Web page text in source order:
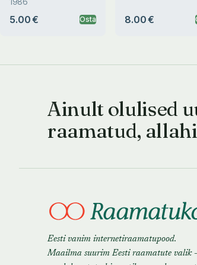
5.00 € Osta 8.00 €
Ainult olulised
raamatud,
Eesti vanim internetiraamatupood.
Maailma suurim Eesti raamatute valik